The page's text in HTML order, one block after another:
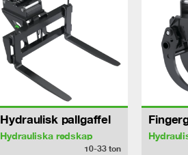
Hydraulisk pallgaffel
Hydrauliska redskap
10-33ton